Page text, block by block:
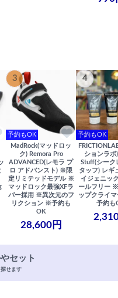
3
予約もOK
MadRock(マッドロッ
ク) Remora Pro
ADVANCED(レモラ プ
ロ アドバンスト) ※限
定リミテッドモデル ※
マッドロック最強XFラ
バー採用 ※異次元のフ
リクション ※予約も
OK
28,600円
4
予約もOK
ションラボ
Stuff(シーク
タッフ) レギ
イジェニッ
ールフリー
ップクライ
予約も
セット
せます